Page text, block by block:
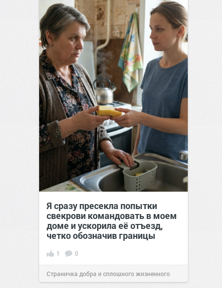
Я сразу пресекла попытки
свекрови командовать в моем
доме и ускорила её отъезд,
четко обозначив границы
1 0
Страничка добра и сплошного жизненного